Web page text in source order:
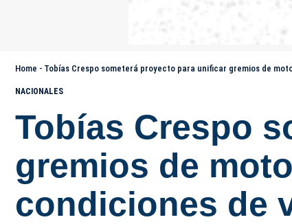
Home - Tobías Crespo someterá proyecto para unificar gremios de
NACIONALES
Tobías Crespo
gremios de
condiciones de